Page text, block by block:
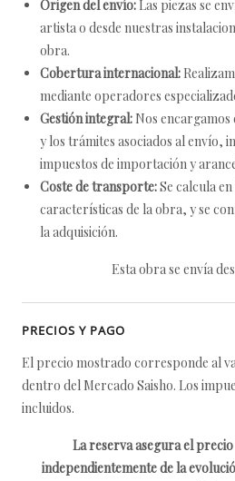
Origen del envío: Las piezas se
artista o desde nuestras
obra.
Cobertura internacional:
mediante operadores
Gestión integral: Nos
y los trámites asociados al envío,
impuestos de importación y
Coste de transporte:Se calcula
características de la obra, y se
la adquisición.
Esta obra se envía
PRECIOS Y PAGO
El precio mostrado corresponde al
dentro del Mercado Saisho. Los
incluidos.
La reserva asegura el
independientemente de la